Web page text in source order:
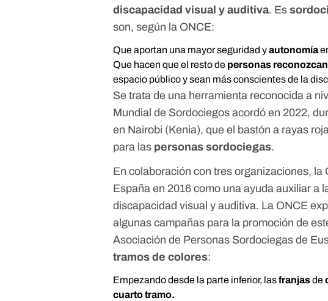
discapacidad visual y auditiva. Es
son, según la ONCE:
Que aportan una mayor seguridad yautonomía
Que hacen que el resto de personas reconozcan
espacio público y sean más conscientes de la
Se trata de una herramienta reconocida a
Mundial de Sordociegosacordó en 2022,
en Nairobi (Kenia), que el bastón a rayas
para las personas sordociegas.
En colaboración con tres organizaciones, la
España en 2016 como una ayuda auxiliar a
discapacidad visual y auditiva. La ONCE
algunas campañas para la promoción de
Asociación de Personas Sordociegas de
tramos de colores:
Empezando desde la parte inferior, lasfranjasde
cuarto tramo.